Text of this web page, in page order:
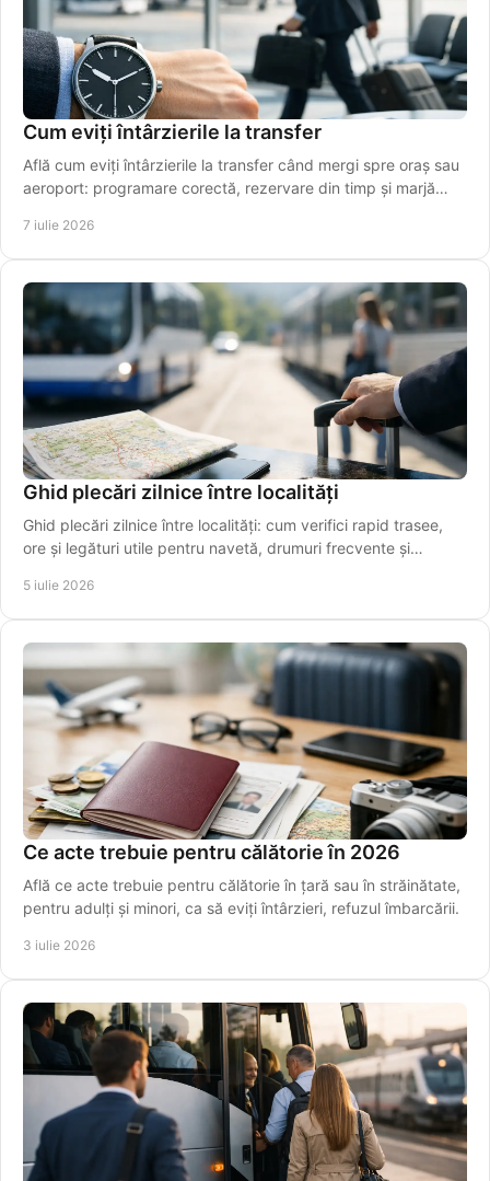
Cum eviți întârzierile la transfer
Află cum eviți întârzierile la transfer când mergi spre oraș sau
aeroport: programare corectă, rezervare din timp și marjă
7 iulie 2026
Ghid plecări zilnice între localități
Ghid plecări zilnice între localități: cum verifici rapid trasee,
ore și legături utile pentru navetă, drumuri frecvente și
5 iulie 2026
Ce acte trebuie pentru călătorie în 2026
Află ce acte trebuie pentru călătorie în țară sau în străinătate,
pentru adulți și minori, ca să eviți întârzieri, refuzul îmbarcării.
3 iulie 2026